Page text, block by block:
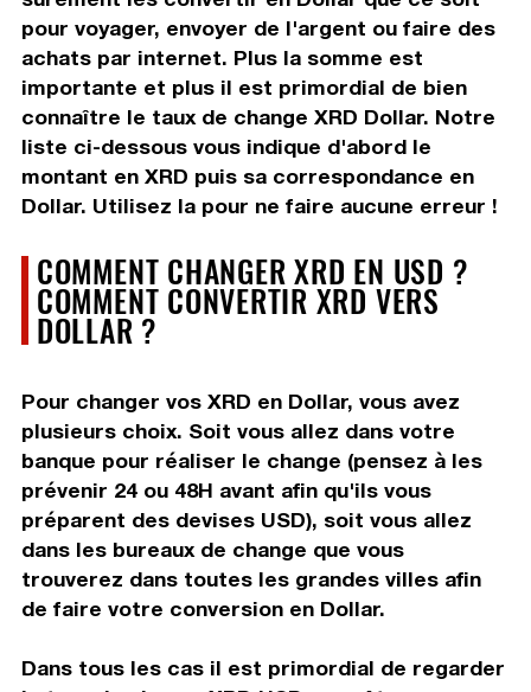
pour voyager, envoyer de l'argent ou faire des
achats par internet. Plus la somme est
importante et plus il est primordial de bien
connaître le taux de change XRD Dollar. Notre
liste ci-dessous vous indique d'abord le
montant en XRD puis sa correspondance en
Dollar. Utilisez la pour ne faire aucune erreur !
COMMENT CHANGER XRD EN USD ?
COMMENT CONVERTIR XRD VERS
DOLLAR ?
Pour changer vos XRD en Dollar, vous avez
plusieurs choix. Soit vous allez dans votre
banque pour réaliser le change (pensez à les
prévenir 24 ou 48H avant afin qu'ils vous
préparent des devises USD), soit vous allez
dans les bureaux de change que vous
trouverez dans toutes les grandes villes afin
de faire votre conversion en Dollar.
Dans tous les cas il est primordial de regarder